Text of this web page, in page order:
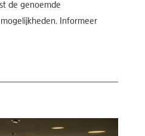
de genoemde
Informeer